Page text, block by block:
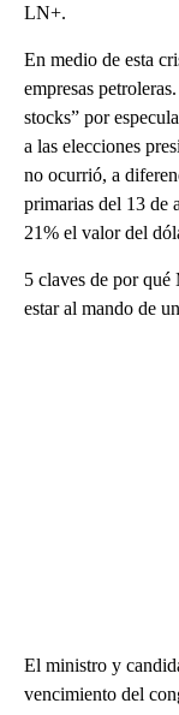
LN+.
En medio de esta
empresas
stocks” por
a las elecciones
no ocurrió, a
primarias del 13 de
21% el valor del
5 claves de por qué
estar al mando de
El ministro y
vencimiento del